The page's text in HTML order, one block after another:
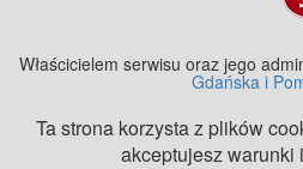
Właścicielem serwisu oraz jego
Gdańska i
Ta strona korzysta z plików
akceptujesz warunki